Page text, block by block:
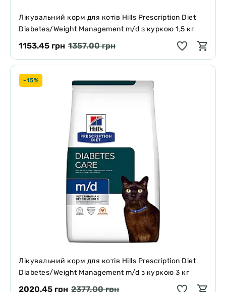
Лікувальний корм для котів Hills Prescription Diet
Diabetes/Weight Management m/d з куркою 1,5 кг
1153.45 грн 1357.00 грн
-15%
Лікувальний корм для котів Hills Prescription Diet
Diabetes/Weight Management m/d з куркою 3 кг
2020.45 грн 2377.00 грн